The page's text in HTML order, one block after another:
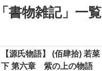
「 書物雑記」 一覧
【源氏物語】 (佰肆拾) 若菜
下 第六章 紫の上の物語